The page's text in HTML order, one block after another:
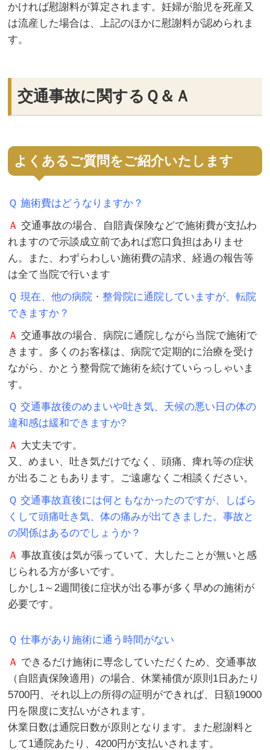
かければ慰謝料が算定されます。妊婦が胎児を死産又
は流産した場合は、上記のほかに慰謝料が認められま
す。
交通事故に関するＱ＆Ａ
よくあるご質問をご紹介いたします
Ｑ 施術費はどうなりますか？
Ａ 交通事故の場合、自賠責保険などで施術費が支払わ
れますので示談成立前であれば窓口負担はありませ
ん。また、わずらわしい施術費の請求、経過の報告等
は全て当院で行います
Ｑ 現在、他の病院・整骨院に通院していますが、転院
できますか？
Ａ交通事故の場合、病院に通院しながら当院で施術で
きます。多くのお客様は、病院で定期的に治療を受け
ながら、かとう整骨院で施術を続けていらっしゃいま
す。
Ｑ 交通事故後のめまいや吐き気、天候の悪い日の体の
違和感は緩和できますか?
Ａ 大丈夫です。
又、めまい、吐き気だけでなく、頭痛、痺れ等の症状
が出ることもあります。ご遠慮なくご相談ください。
Ｑ 交通事故直後には何ともなかったのですが、しばら
くして頭痛吐き気、体の痛みが出てきました。事故と
の関係はあるのでしょうか？
Ａ 事故直後は気が張っていて、大したことが無いと感
じられる方が多いです。
しかし1～2週間後に症状が出る事が多く早めの施術が
必要です。
Ｑ 仕事があり施術に通う時間がない
Ａ できるだけ施術に専念していただくため、交通事故
（自賠責保険適用）の場合、休業補償が原則1日あたり
5700円、それ以上の所得の証明ができれば、日額19000
円を限度に支払いがされます。
休業日数は通院日数が原則となります。また慰謝料と
して1通院あたり、4200円が支払いされます。